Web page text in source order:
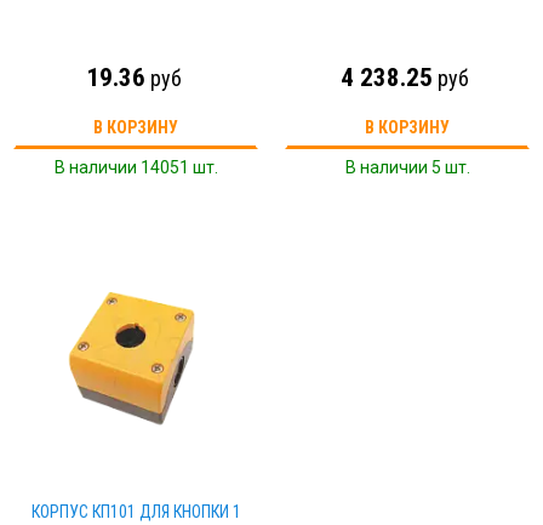
19.36 руб
В КОРЗИНУ
В наличии 14051 шт.
4 238.25 руб
В КОРЗИНУ
В наличии 5 шт.
КОРПУС КП101 ДЛЯ КНОПКИ 1